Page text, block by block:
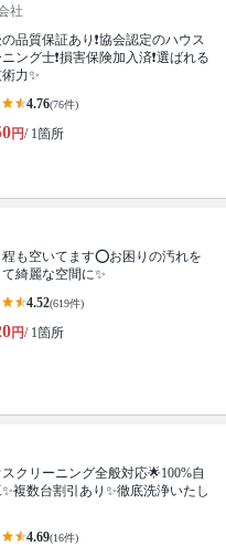
社
品質保証あり❗️協会認定のハウス
ング士❗️損害保険加入済❗️選ばれる
力✨
4.76(76件)
円/ 1箇所
も空いてます⭕️お困りの汚れを
綺麗な空間に✨
4.52(619件)
円/ 1箇所
クリーニング全般対応🌟100%自
複数台割引あり✨徹底洗浄いたし
4.69(16件)